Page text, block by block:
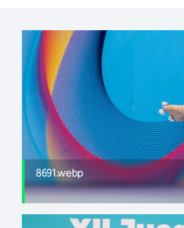
8691.webp